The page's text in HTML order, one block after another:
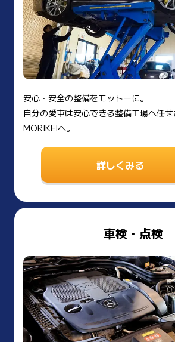
安心・安全の整備をモットーに。
自分の愛車は安心できる整備工場へ任
MORIKEIへ。
詳しくみる
車検・点検